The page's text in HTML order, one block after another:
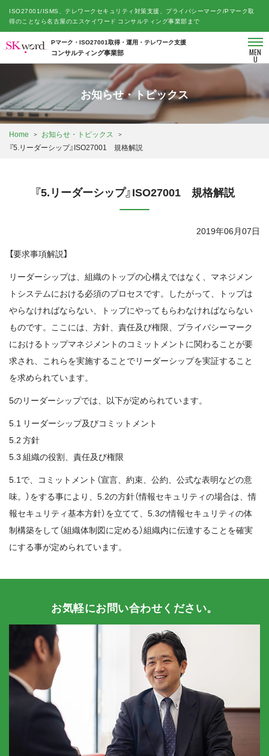
ISO27001/ISMS、テレワークセキュリティ対策支援、プライバシーマーク/Pマーク取
得のことなら名古屋のエスケイワード コンサルティング事業部まで
MEN
U
Pマーク・ISO27001取得・運用・テレワーク支援
コンサルティング事業部
お知らせ・トピックス
Home
お知らせ・トピックス
『5.リーダーシップ』ISO27001 規格解説
『5.リーダーシップ』ISO27001 規格解説
2019年06月07日
【要求事項解説】
リーダーシップは、組織のトップの心構えではなく、マネジメン
トシステムにおける必須のプロセスです。したがって、トップは
やらなければならない、トップにやってもらわなければならない
ものです。ここには、方針、責任及び権限、プライバシーマーク
におけるトップマネジメントのコミットメントに関わることが要
求され、これらを実施することでリーダーシップを実証すること
を求められています。
5のリーダーシップでは、以下が定められています。
5.1 リーダーシップ及びコミットメント
5.2 方針
5.3 組織の役割、責任及び権限
5.1で、コミットメント（宣言、約束、公約、公式な表明などの意
味。）をする事により、5.2の方針（情報セキュリティの場合は、情
報セキュリティ基本方針）を立てて、5.3の情報セキュリティの体
制構築をして（組織体制図に定める）組織内に伝達することを確実
にする事が定められています。
お気軽にお問い合わせください。